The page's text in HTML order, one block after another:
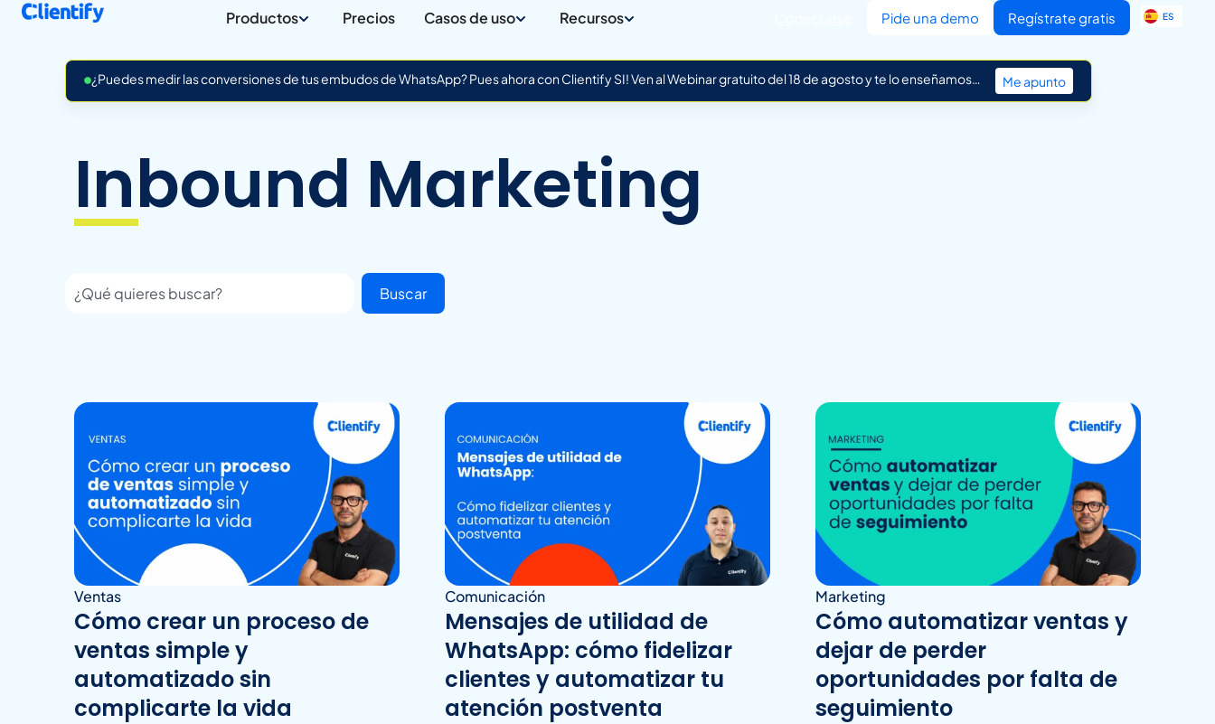
Productos Precios Casos de uso Recursos Pide una demo Regístrate gratis ES
IT
¿Puedes medir las conversiones de tus embudos de WhatsApp? Pues ahora con Clientify SI! Ven al Webinar gratuito del 18 de agosto y te lo enseñamos… Me apunto
Inbound Marketing
Buscar
Ventas
Cómo crear un proceso de
ventas simple y
automatizado sin
complicarte la vida
Comunicación
Mensajes de utilidad de
WhatsApp: cómo fidelizar
clientes y automatizar tu
atención postventa
Marketing
Cómo automatizar ventas y
dejar de perder
oportunidades por falta de
seguimiento